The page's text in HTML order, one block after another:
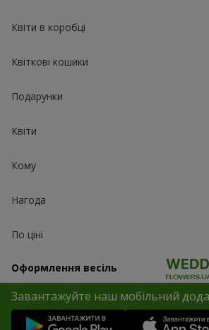
Квіти в коробці
Квіткові кошики
Подарунки
Квіти
Кому
Нагода
По ціні
Оформлення весіль
Завантажуйте наш мобільний